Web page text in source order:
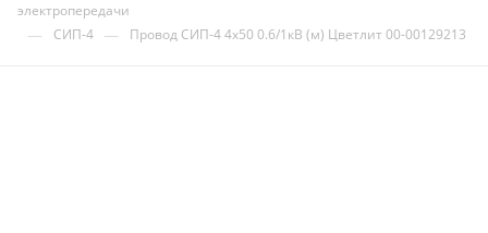
электропередачи
— СИП-4 — Провод СИП-4 4х50 0.6/1кВ (м) Цветлит 00-00129213